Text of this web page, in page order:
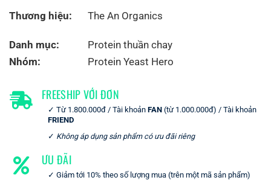
Thương hiệu:
The An Organics
Danh mục:
Protein thuần chay
Nhóm:
Protein Yeast Hero
FREESHIP VỚI ĐƠN
Từ 1.800.000đ / Tài khoản FAN (từ 1.000.000đ) / Tài khoản
FRIEND
Không áp dụng sản phẩm có ưu đãi riêng
ƯU ĐÃI
Giảm tới 10% theo số lượng mua (trên một mã sản phẩm)